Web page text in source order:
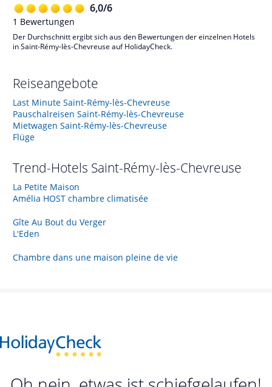
6,0/6
1 Bewertungen
Der Durchschnitt ergibt sich aus den Bewertungen der einzelnen Hotels
in Saint-Rémy-lès-Chevreuse auf HolidayCheck.
Reiseangebote
Last Minute Saint-Rémy-lès-Chevreuse
Pauschalreisen Saint-Rémy-lès-Chevreuse
Mietwagen Saint-Rémy-lès-Chevreuse
Flüge
Trend-Hotels Saint-Rémy-lès-Chevreuse
La Petite Maison
Amélia HOST chambre climatisée
Gîte Au Bout du Verger
L'Eden
Chambre dans une maison pleine de vie